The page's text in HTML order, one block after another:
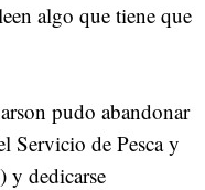
algo que tiene que
pudo abandonar
Servicio de Pesca y
y dedicarse